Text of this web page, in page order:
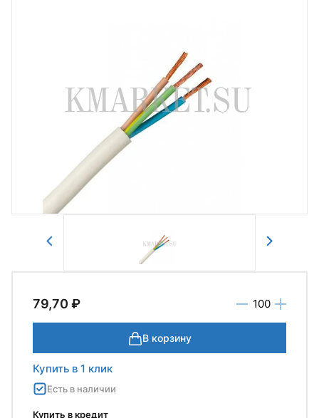
79,70 ₽
В корзину
Купить в 1 клик
Есть в наличии
Купить в кредит
Для оформления заказа необходимо
войти в личный кабинет.
Авторизоваться